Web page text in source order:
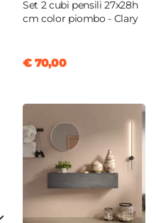
Set 2 cubi pensili 27x28h
cm color piombo - Clary
€ 70,00